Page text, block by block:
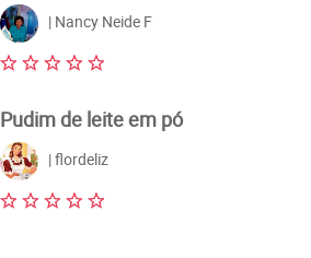
| Nancy Neide F
Pudim de leite em pó
| flordeliz